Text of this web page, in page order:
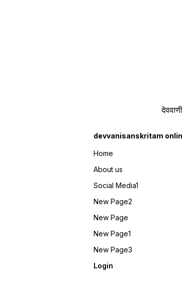
devvanisanskritam
Home
About us
Social Media1
New Page2
New Page
New Page1
New Page3
Login